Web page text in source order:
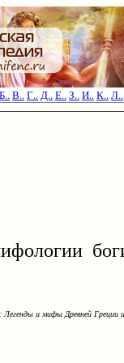
Б..В..Г..Д..Е..З..И..К..Л..
богиня,
Легенды и мифы Древней